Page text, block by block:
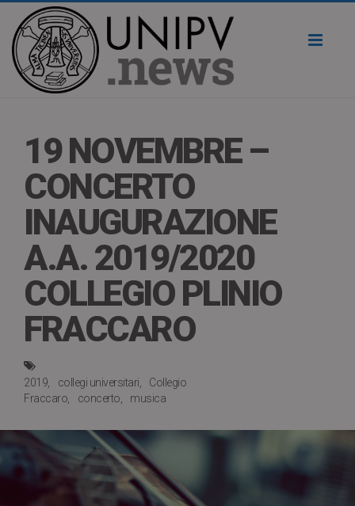
19 NOVEMBRE –
CONCERTO
INAUGURAZIONE
A.A. 2019/2020
COLLEGIO PLINIO
FRACCARO
2019 collegi universitari
Collegio
Fraccaro
concerto musica